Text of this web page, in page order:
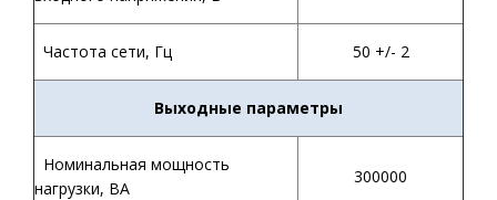
Частота сети, Гц 50 +/- 2
Выходные параметры
Номинальная мощность
нагрузки, ВА
300000